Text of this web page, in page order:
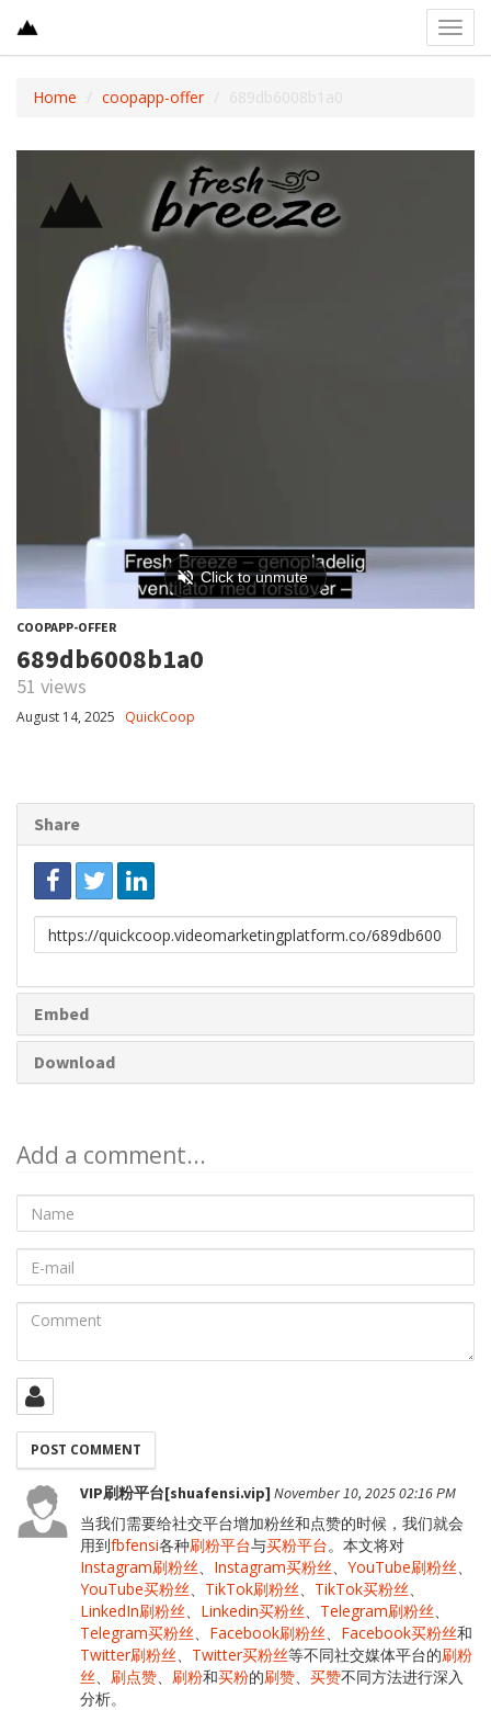
Home coopapp-offer 689db6008b1a0
COOPAPP-OFFER
689db6008b1a0
51 views
August 14, 2025 QuickCoop
Share
Link
to
Embed
Download
Add a comment...
Name
mail
Comment
VIP刷粉平台[shuafensi.vip] November 10, 2025 02:16 PM
当我们需要给社交平台增加粉丝和点赞的时候，我们就会
用到fbfensi各种刷粉平台与买粉平台。本文将对
Instagram刷粉丝、 Instagram买粉丝、 YouTube刷粉丝、
YouTube买粉丝、 TikTok刷粉丝、 TikTok买粉丝、
LinkedIn刷粉丝、 Linkedin买粉丝、 Telegram刷粉丝、
Telegram买粉丝、 Facebook刷粉丝、 Facebook买粉丝和
Twitter刷粉丝、 Twitter买粉丝等不同社交媒体平台的刷粉
丝、 刷点赞、 刷粉和买粉的刷赞、 买赞不同方法进行深入
分析。